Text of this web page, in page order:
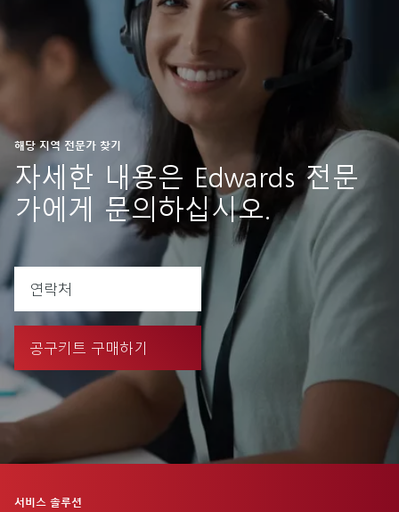
해당 지역 전문가 찾기
자세한 내용은 Edwards 전문
가에게 문의하십시오.
연락처
공구키트 구매하기
서비스 솔루션